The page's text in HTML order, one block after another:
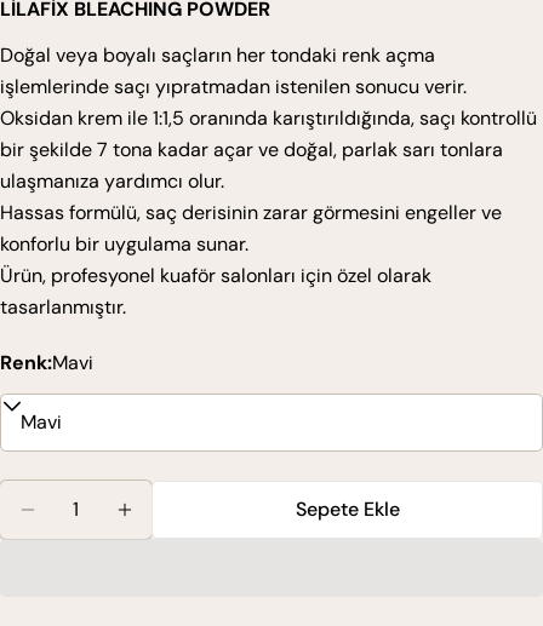
LİLAFİX BLEACHING POWDER
Doğal veya boyalı saçların her tondaki renk açma
işlemlerinde saçı yıpratmadan istenilen sonucu verir.
Oksidan krem ile 1:1,5 oranında karıştırıldığında, saçı kontrollü
bir şekilde 7 tona kadar açar ve doğal, parlak sarı tonlara
ulaşmanıza yardımcı olur.
Hassas formülü, saç derisinin zarar görmesini engeller ve
konforlu bir uygulama sunar.
Ürün, profesyonel kuaför salonları için özel olarak
tasarlanmıştır.
Renk:Mavi
Lilafix Bleaching Powder 2000 Gr Için Miktarı
Lilafix Bleaching Powder 2000 Gr Için
Sepete Ekle